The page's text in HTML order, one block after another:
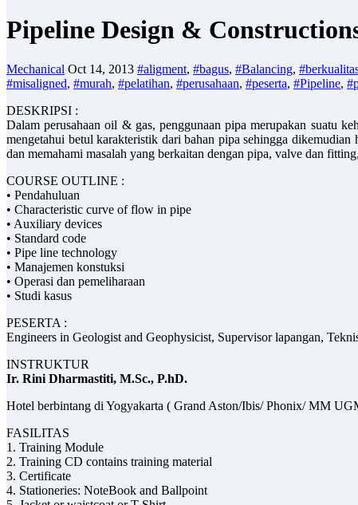
Pipeline Design &
Mechanical Oct 14, 2013 #aligment, #bagus, #Balancing,
#misaligned, #murah, #pelatihan, #perusahaan, #peserta, #Pipeline,
DESKRIPSI :
Dalam perusahaan oil & gas, penggunaan pipa merupakan suatu
mengetahui betul karakteristik dari bahan pipa sehingga
dan memahami masalah yang berkaitan dengan pipa, valve dan
COURSE OUTLINE :
• Pendahuluan
• Characteristic curve of flow in pipe
• Auxiliary devices
• Standard code
• Pipe line technology
• Manajemen konstuksi
• Operasi dan pemeliharaan
• Studi kasus
PESERTA :
Engineers in Geologist and Geophysicist, Supervisor lapangan,
INSTRUKTUR
Ir. Rini Dharmastiti, M.Sc., P.hD.
Hotel berbintang di Yogyakarta ( Grand Aston/Ibis/ Phonix/ MM
FASILITAS
1. Training Module
2. Training CD contains training material
3. Certificate
4. Stationeries: NoteBook and Ballpoint